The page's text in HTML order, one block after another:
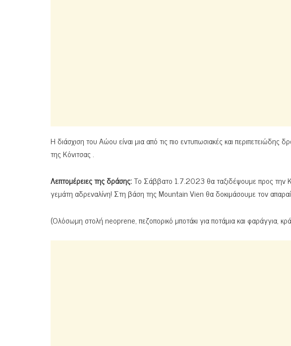
Η διάσχιση του Αώου είναι μια από τις πιο εντυπωσιακές και περιπετειώδης
της Κόνιτσας .
Λεπτομέρειες της δράσης:Το Σάββατο 1.7.2023 θα ταξιδέψουμε προς την
γεμάτη αδρεναλίνη! Στη βάση τηςMountainVien θα δοκιμάσουμε τον
(Ολόσωμη στολή neoprene, πεζοπορικό μποτάκι για ποτάμια και φαράγγια,